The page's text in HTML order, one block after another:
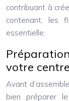
contribuant à
contenant, les
essentielle.
votre
Avant
bien préparer